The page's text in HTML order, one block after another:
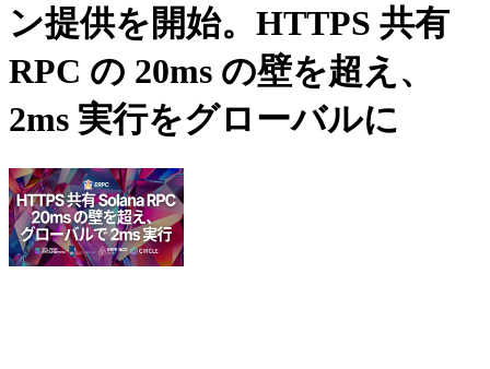
ン提供を開始。HTTPS 共有
RPC の 20ms の壁を超え、
2ms 実行をグローバルに